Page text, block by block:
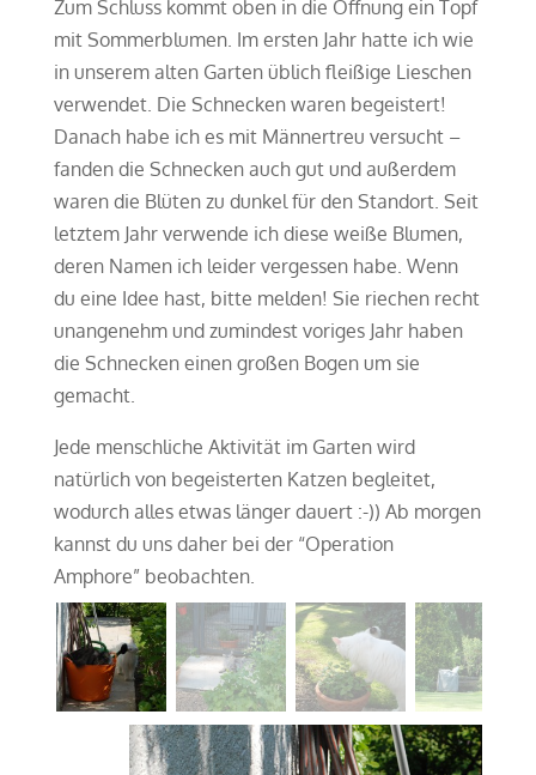
Zum Schluss kommt oben in die Öffnung ein Topf
mit Sommerblumen. Im ersten Jahr hatte ich wie
in unserem alten Garten üblich fleißige Lieschen
verwendet. Die Schnecken waren begeistert!
Danach habe ich es mit Männertreu versucht –
fanden die Schnecken auch gut und außerdem
waren die Blüten zu dunkel für den Standort. Seit
letztem Jahr verwende ich diese weiße Blumen,
deren Namen ich leider vergessen habe. Wenn
du eine Idee hast, bitte melden! Sie riechen recht
unangenehm und zumindest voriges Jahr haben
die Schnecken einen großen Bogen um sie
gemacht.
Jede menschliche Aktivität im Garten wird
natürlich von begeisterten Katzen begleitet,
wodurch alles etwas länger dauert :-)) Ab morgen
kannst du uns daher bei der “Operation
Amphore” beobachten.